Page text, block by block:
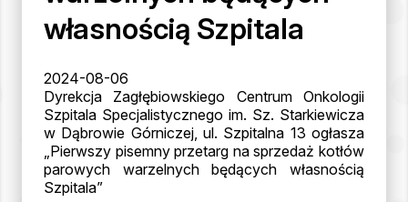
własnością Szpitala
2024-08-06
Dyrekcja Zagłębiowskiego Centrum Onkologii
Szpitala Specjalistycznego im. Sz. Starkiewicza
w Dąbrowie Górniczej, ul. Szpitalna 13 ogłasza
„Pierwszy pisemny przetarg na sprzedaż kotłów
parowych warzelnych będących własnością
Szpitala”